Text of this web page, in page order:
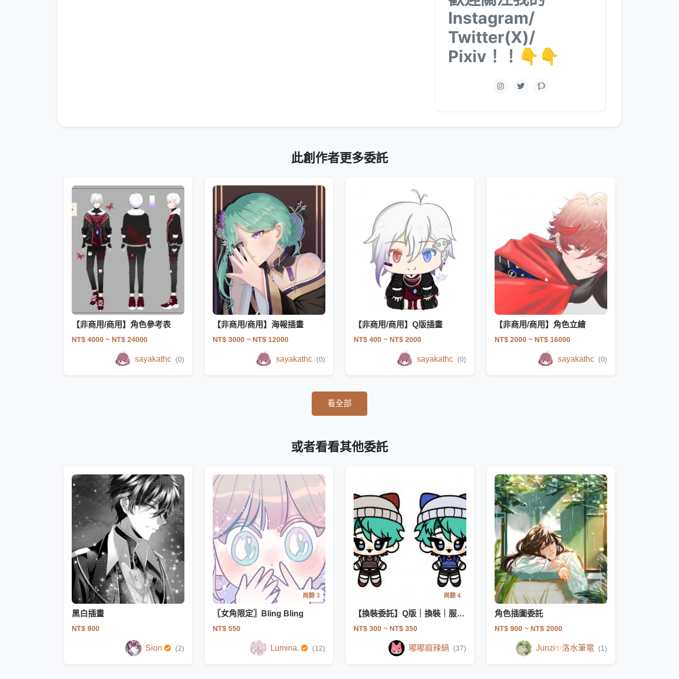
Instagram/
Twitter(X)/
Pixiv！！👇👇
此創作者更多委託
【非商用/商用】角色參考表
NT$ 4000 ~ NT$ 24000
sayakathc (0)
【非商用/商用】海報插畫
NT$ 3000 ~ NT$ 12000
sayakathc (0)
【非商用/商用】Q版插畫
NT$ 400 ~ NT$ 2000
sayakathc (0)
【非商用/商用】角色立繪
NT$ 2000 ~ NT$ 16000
sayakathc (0)
看全部
或者看看其他委託
黑白插畫
NT$ 800
Sion (2)
尚餘 3
〖女角限定〗Bling Bling
NT$ 550
Lumina. (12)
尚餘 4
【換裝委託】Q版｜換裝｜服裝設計 ｜委託
NT$ 300 ~ NT$ 350
嘟嘟麻辣鍋 (37)
角色插圖委託
NT$ 900 ~ NT$ 2000
Junzi✨洛水筆電 (1)